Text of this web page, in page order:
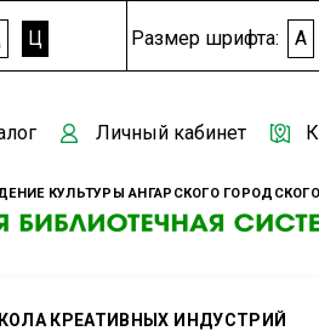
Ц Размер шрифта: A
КУЛЬТУРЫ АНГАРСКОГО ГОРОДСКОГО
Личный кабинет
КРЕАТИВНЫХ ИНДУСТРИЙ